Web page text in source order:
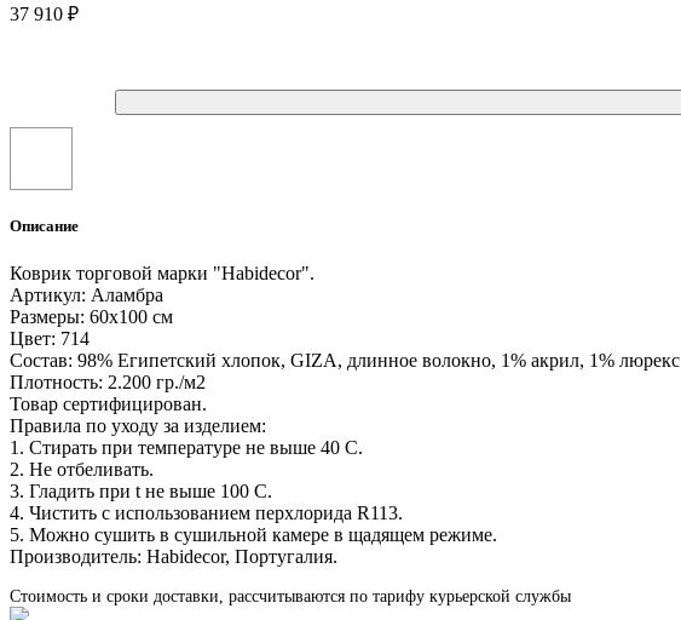
37 910 ₽
Описание
Коврик торговой марки "Habidecor".
Артикул: Аламбра
Размеры: 60х100 см
Цвет: 714
Состав: 98% Египетский хлопок, GIZA, длинное волокно, 1% акрил, 1% люрекс
Плотность: 2.200 гр./м2
Товар сертифицирован.
Правила по уходу за изделием:
1. Стирать при температуре не выше 40 С.
2. Не отбеливать.
3. Гладить при t не выше 100 С.
4. Чистить с использованием перхлорида R113.
5. Можно сушить в сушильной камере в щадящем режиме.
Производитель: Habidecor, Португалия.
Стоимость и сроки доставки, рассчитываются по тарифу курьерской службы